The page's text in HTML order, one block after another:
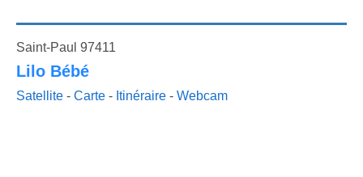
Saint-Paul 97411
Lilo Bébé
Satellite - Carte - Itinéraire - Webcam